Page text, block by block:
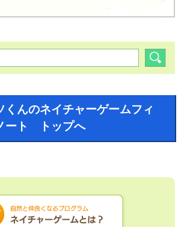
くんのネイチャーゲームフィ
ート トップへ